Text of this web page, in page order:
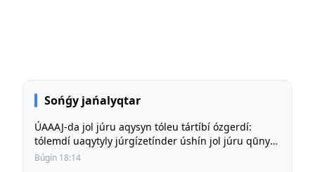
Sońǵy jańalyqtar
ÚAAAJ-da jol júru aqysyn tóleu tártíbí ózgerdí:
tólemdí uaqytyly júrgízetínder úshín jol júru qūny
būrynǵy deńgeıde saqtalady
Búgín 18:14